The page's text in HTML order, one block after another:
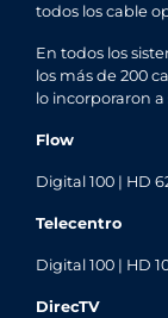
todos los cable
En todos los
los más de 200
lo incorporaron a
Flow
Digital 100 | HD
Telecentro
Digital 100 | HD
DirecTV